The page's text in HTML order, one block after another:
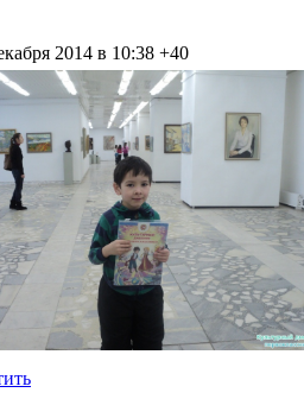
2014 в 10:38 +40